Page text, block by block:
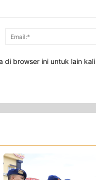
di browser ini untuk lain